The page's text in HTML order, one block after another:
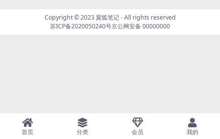
Copyright © 2023翼狐笔记- All rights reserved
苏ICP备2020050240号京公网安备 00000000
首页 分类 会员 我的